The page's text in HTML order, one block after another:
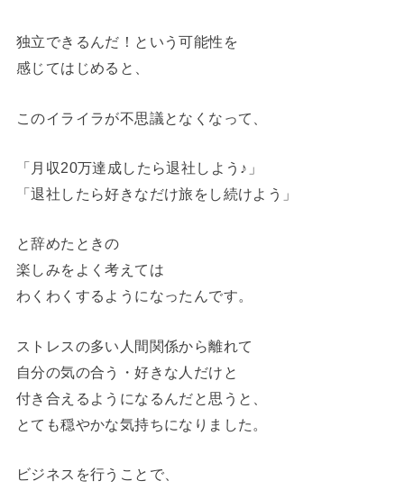
独立できるんだ！という可能性を
感じてはじめると、
このイライラが不思議となくなって、
「月収20万達成したら退社しよう♪」
「退社したら好きなだけ旅をし続けよう」
と辞めたときの
楽しみをよく考えては
わくわくするようになったんです。
ストレスの多い人間関係から離れて
自分の気の合う・好きな人だけと
付き合えるようになるんだと思うと、
とても穏やかな気持ちになりました。
ビジネスを行うことで、